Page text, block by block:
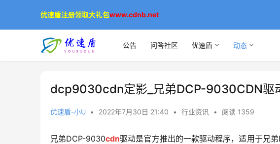
公告 问答社区 优速盾 动态
dcp9030cdn定影_兄弟DCP-9030CDN驱
优速盾-小U • 2022年7月30日 21:40 • 行业资讯 • 阅读 1359
兄弟DCP-9030cdn驱动是官方推出的一款驱动程序，适用于兄
优速盾注册领取大礼包www.cdnb.net